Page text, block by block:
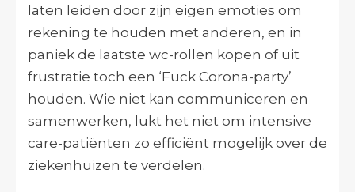
laten leiden door zijn eigen emoties om
rekening te houden met anderen, en in
paniek de laatste wc-rollen kopen of uit
frustratie toch een ‘Fuck Corona-party’
houden. Wie niet kan communiceren en
samenwerken, lukt het niet om intensive
care-patiënten zo efficiënt mogelijk over de
ziekenhuizen te verdelen.